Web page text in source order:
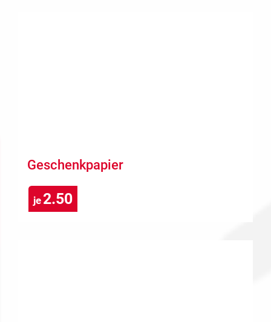
Geschenkpapier
je 2.50